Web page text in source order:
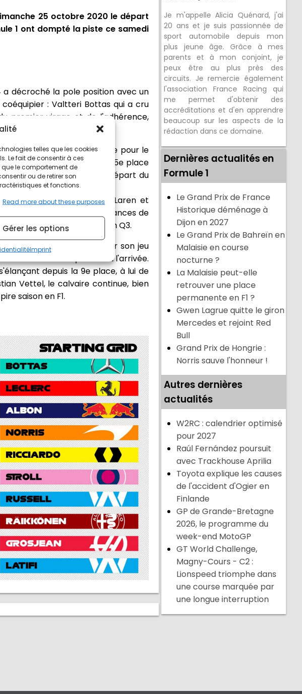
telles que les cookies
Le fait de consentir à ces
le comportement de
ou de retirer son
et fonctions.
Read more about these purposes
Gérer les options
Imprint
25 octobre 2020 le départ
1 ont dompté la piste ce samedi
a décroché la pole position avec un
: Valtteri Bottas qui a cru
premier virage et de l'adhérence,
sauve encore la mise pour le
Sergio Pérez s'octroie la 5e place
en 12e position pour le départ du
entre Racing Point, McLaren et
Ricciardo a amputé ses chances de
réaliser le moindre tour en Q3.
de Red Bull d'élever son jeu
interdit de finir plus loin à l'arrivée.
depuis la 9e place, à lui de
Vettel, le calvaire continue, bien
saison en F1.
Je m'appelle Alicia Quénard, j'ai
20 ans et je suis passionnée de
sport automobile depuis mon
plus jeune âge. Grâce à mes
parents et à mon conjoint, je
peux être au plus près des
circuits. Je remercie également
l'association France Racing qui
me permet d'obtenir des
accréditations et d'en apprendre
beaucoup sur les aspects de la
rédaction dans ce domaine.
Dernières actualités en
Formule 1
Le Grand Prix de France
Historique déménage à
Dijon en 2027
Le Grand Prix de Bahreïn en
Malaisie en course
nocturne ?
La Malaisie peut-elle
retrouver une place
permanente en F1 ?
Gwen Lagrue quitte le giron
Mercedes et rejoint Red
Bull
Grand Prix de Hongrie :
Norris sauve l'honneur !
Autres dernières
actualités
W2RC : calendrier optimisé
pour 2027
Raúl Fernández poursuit
avec Trackhouse Aprilia
Toyota explique les causes
de l'accident d'Ogier en
Finlande
GP de Grande-Bretagne
2026, le programme du
week-end MotoGP
GT World Challenge,
Magny-Cours - C2 :
Lionspeed triomphe dans
une course marquée par
une longue interruption